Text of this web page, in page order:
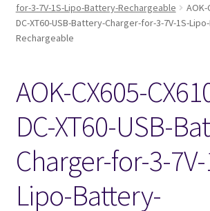
Kauppa
Kuukausihaaste
Säännöt
Mitä on FPV?
Ohjeet
Beta65 – Betacube – Betaflight
for-3-7V-1S-Lipo-Battery-Rechargeable
AOK-
DC-XT60-USB-Battery-Charger-for-3-7V-1S-
Rechargeable
AOK-CX605-
DC-XT60-USB-
Charger-for-3-
Lipo-Battery-